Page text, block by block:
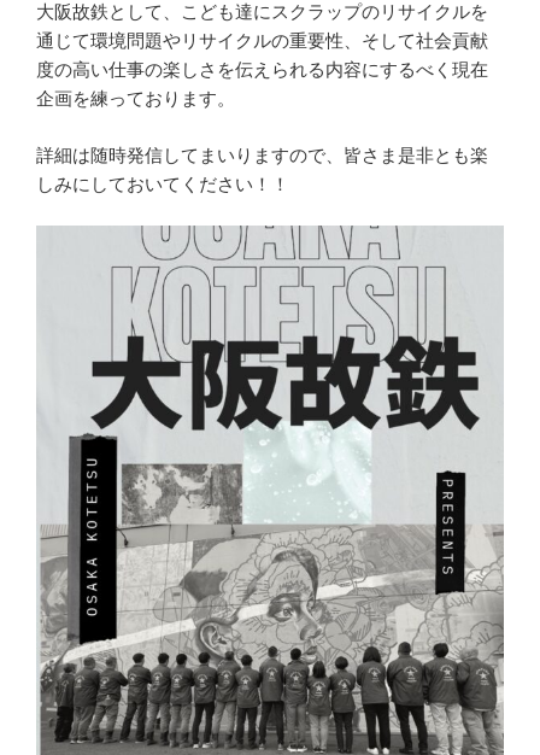
大阪故鉄として、こども達にスクラップのリサイクルを
通じて環境問題やリサイクルの重要性、そして社会貢献
度の高い仕事の楽しさを伝えられる内容にするべく現在
企画を練っております。
詳細は随時発信してまいりますので、皆さま是非とも楽
しみにしておいてください！！